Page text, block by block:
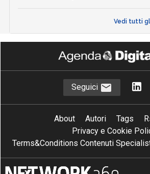
Vedi tutti
Seguici
About Autori Tags
Privacy e Cookie
Terms&Conditions Contenuti